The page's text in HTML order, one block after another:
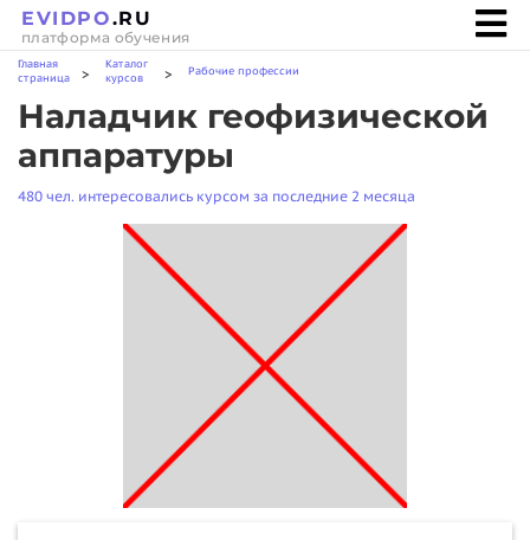
EVIDPO.RU
платформа обучения
Главная
страница
>
Каталог
курсов
> Рабочие профессии
Наладчик геофизической
аппаратуры
480 чел. интересовались курсом за последние 2 месяца